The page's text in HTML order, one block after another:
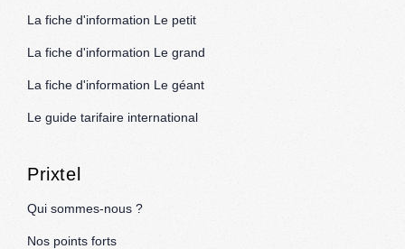
La fiche d'information Le petit
La fiche d'information Le grand
La fiche d'information Le géant
Le guide tarifaire international
Prixtel
Qui sommes-nous ?
Nos points forts